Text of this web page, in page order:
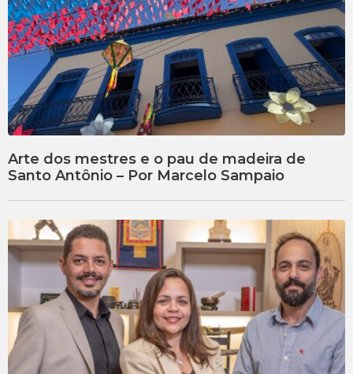
Arte dos mestres e o pau de madeira de
Santo Antônio – Por Marcelo Sampaio